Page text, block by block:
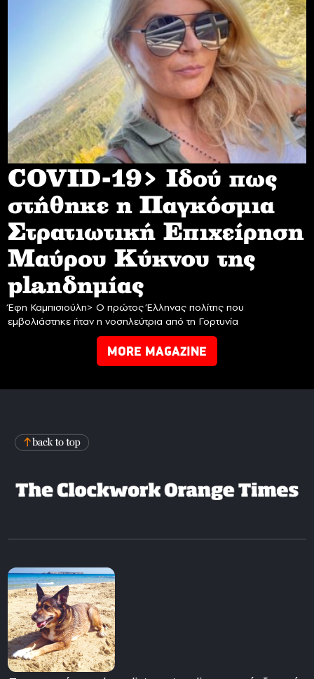
COVID-19> Iδού πως
στήθηκε η Παγκόσμια
Στρατιωτική Επιχείρηση
Mαύρου Κύκνου της
planδημίας
Έφη Καμπισιούλη> Ο πρώτος Έλληνας πολίτης που
εμβολιάστηκε ήταν η νοσηλεύτρια από τη Γορτυνία
MORE MAGAZINE